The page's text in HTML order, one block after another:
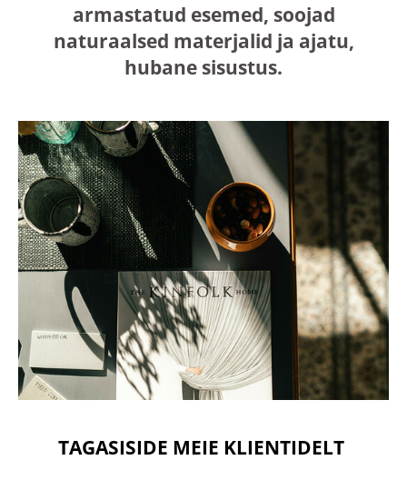
armastatud esemed, soojad
naturaalsed materjalid ja ajatu,
hubane sisustus.
TAGASISIDE MEIE KLIENTIDELT